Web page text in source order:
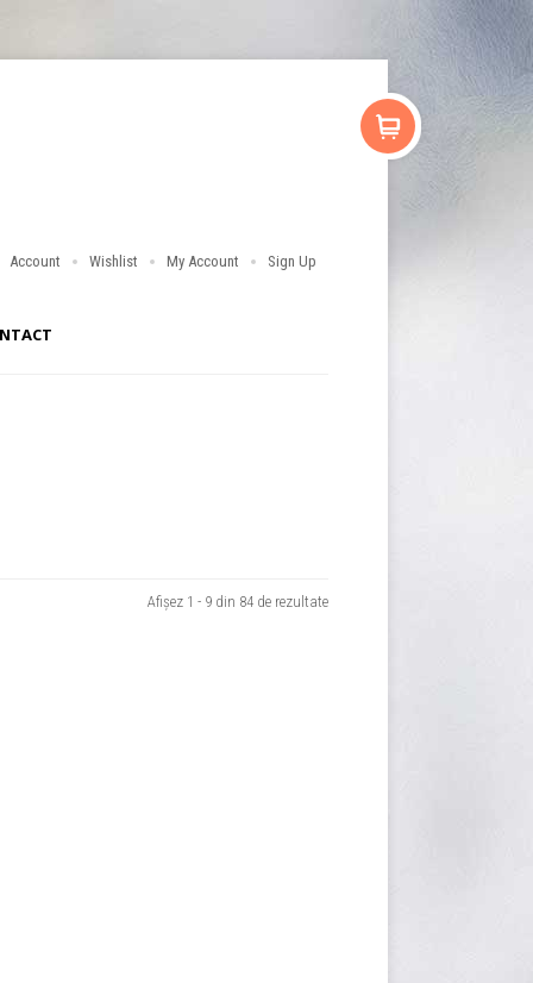
Account Wishlist My Account Sign Up
Afișez 1 - 9 din 84 de rezultateSortat